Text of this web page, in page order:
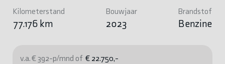
Kilometerstand
77.176 km
Bouwjaar
2023
Brandstof
Benzine
v.a. € 392-p/mnd of € 22.750,-